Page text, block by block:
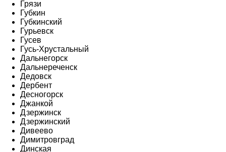
Грязи
Губкин
Губкинский
Гурьевск
Гусев
Гусь-Хрустальный
Дальнегорск
Дальнереченск
Дедовск
Дербент
Десногорск
Джанкой
Дзержинск
Дзержинский
Дивеево
Димитровград
Динская